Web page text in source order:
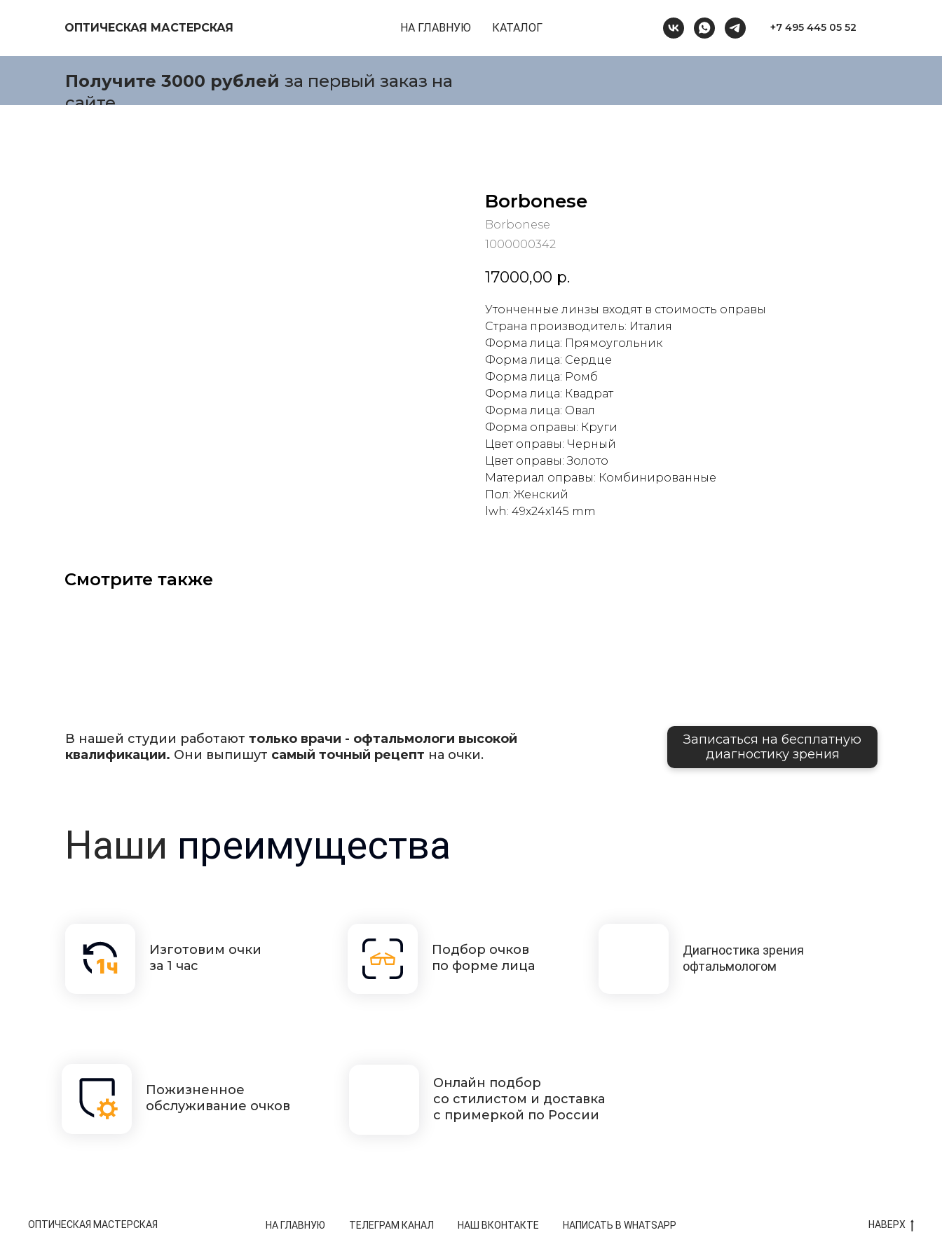
ОПТИЧЕСКАЯ МАСТЕРСКАЯ НА ГЛАВНУЮ КАТАЛОГ +7 495 445 05 52
Получите 3000 рублей за первый заказ на
сайте.
Borbonese
Borbonese
1000000342
17000,00 р.
Утонченные линзы входят в стоимость оправы
Страна производитель: Италия
Форма лица: Прямоугольник
Форма лица: Сердце
Форма лица: Ромб
Форма лица: Квадрат
Форма лица: Овал
Форма оправы: Круги
Цвет оправы: Черный
Цвет оправы: Золото
Материал оправы: Комбинированные
Пол: Женский
lwh: 49x24x145 mm
Смотрите также
В нашей студии работают только врачи - офтальмологи высокой
квалификации. Они выпишут самый точный рецепт на очки.
Записаться на бесплатную
диагностику зрения
Наши преимущества
Изготовим очки
за 1 час
Подбор очков
по форме лица
Пожизненное
обслуживание очков
Онлайн подбор
со стилистом и доставка
с примеркой по России
Диагностика зрения
офтальмологом
ОПТИЧЕСКАЯ МАСТЕРСКАЯ НА ГЛАВНУЮ ТЕЛЕГРАМ КАНАЛ НАШ ВКОНТАКТЕ НАПИСАТЬ В WHATSAPP НАВЕРХ